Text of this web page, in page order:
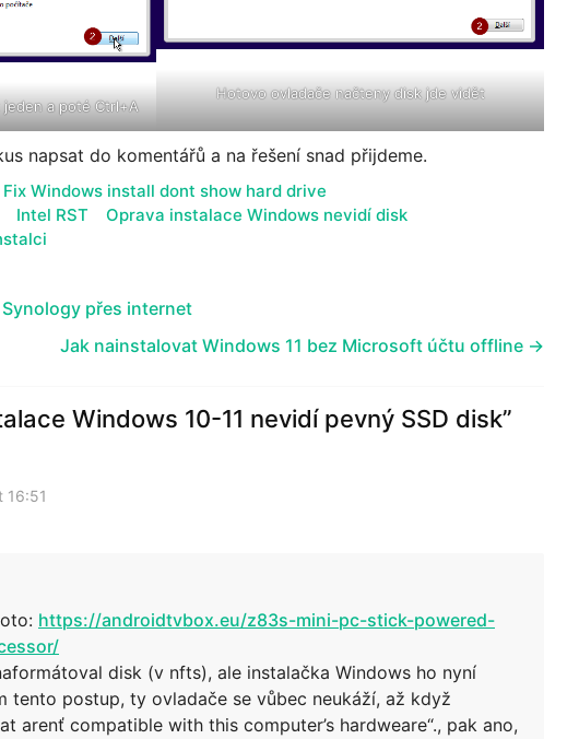
jeden a poté Ctrl+A
Hotovo ovladače načteny disk jde vidět
napsat do komentářů a na řešení snad přijdeme.
Fix Windows install dont show hard drive
Intel RST
Oprava instalace Windows nevidí disk
přes internet
Jak nainstalovat Windows 11 bez Microsoft účtu offline →
Windows 10-11 nevidí pevný SSD disk”
16:51
https://androidtvbox.eu/z83s-mini-pc-stick-powered-
disk (v nfts), ale instalačka Windows ho nyní
tento postup, ty ovladače se vůbec neukáží, až když
arenť compatible with this computer’s hardweare“., pak ano,